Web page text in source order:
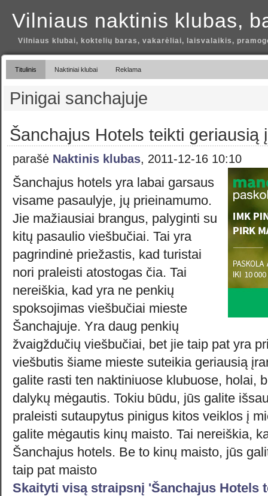
Vilniaus naktinis klubas,
Vilniaus klubai, koktelių baras, vakarėliai, laisvalaikis,
Titulinis Naktiniai klubai Reklama
Pinigai sanchajuje
Šanchajus Hotels teikti geriausią
parašė Naktinis klubas, 2011-12-16 10:10
Šanchajus hotels yra labai garsaus
visame pasaulyje, jų prieinamumo.
Jie mažiausiai brangus, palyginti su
kitų pasaulio viešbučiai. Tai yra
pagrindinė priežastis, kad turistai
nori praleisti atostogas čia. Tai
nereiškia, kad yra ne penkių
spoksojimas viešbučiai mieste
Šanchajuje. Yra daug penkių
žvaigždučių viešbučiai, bet jie taip pat yra
viešbutis šiame mieste suteikia geriausią
galite rasti ten naktiniuose klubuose, holai,
dalykų mėgautis. Tokiu būdu, jūs galite
praleisti sutaupytus pinigus kitos veiklos į
galite mėgautis kinų maisto. Tai nereiškia,
Šanchajus hotels. Be to kinų maisto, jūs
taip pat maisto
Skaityti visą straipsnį 'Šanchajus Hotels